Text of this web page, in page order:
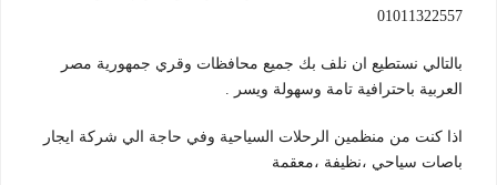
01011322557
بالتالي نستطيع ان نلف بك جميع محافظات وقري جمهورية مصر
العربية باحترافية تامة وسهولة ويسر .
اذا كنت من منظمين الرحلات السياحية وفي حاجة الي شركة ايجار
باصات سياحي ،نظيفة ،معقمة